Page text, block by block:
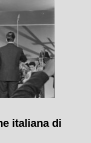
italiana di